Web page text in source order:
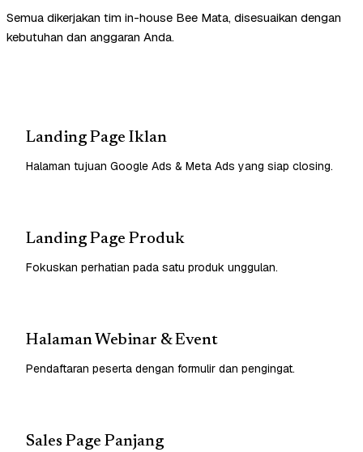
Semua dikerjakan tim in-house Bee Mata, disesuaikan dengan
kebutuhan dan anggaran Anda.
Landing Page Iklan
Halaman tujuan Google Ads & Meta Ads yang siap closing.
Landing Page Produk
Fokuskan perhatian pada satu produk unggulan.
Halaman Webinar & Event
Pendaftaran peserta dengan formulir dan pengingat.
Sales Page Panjang